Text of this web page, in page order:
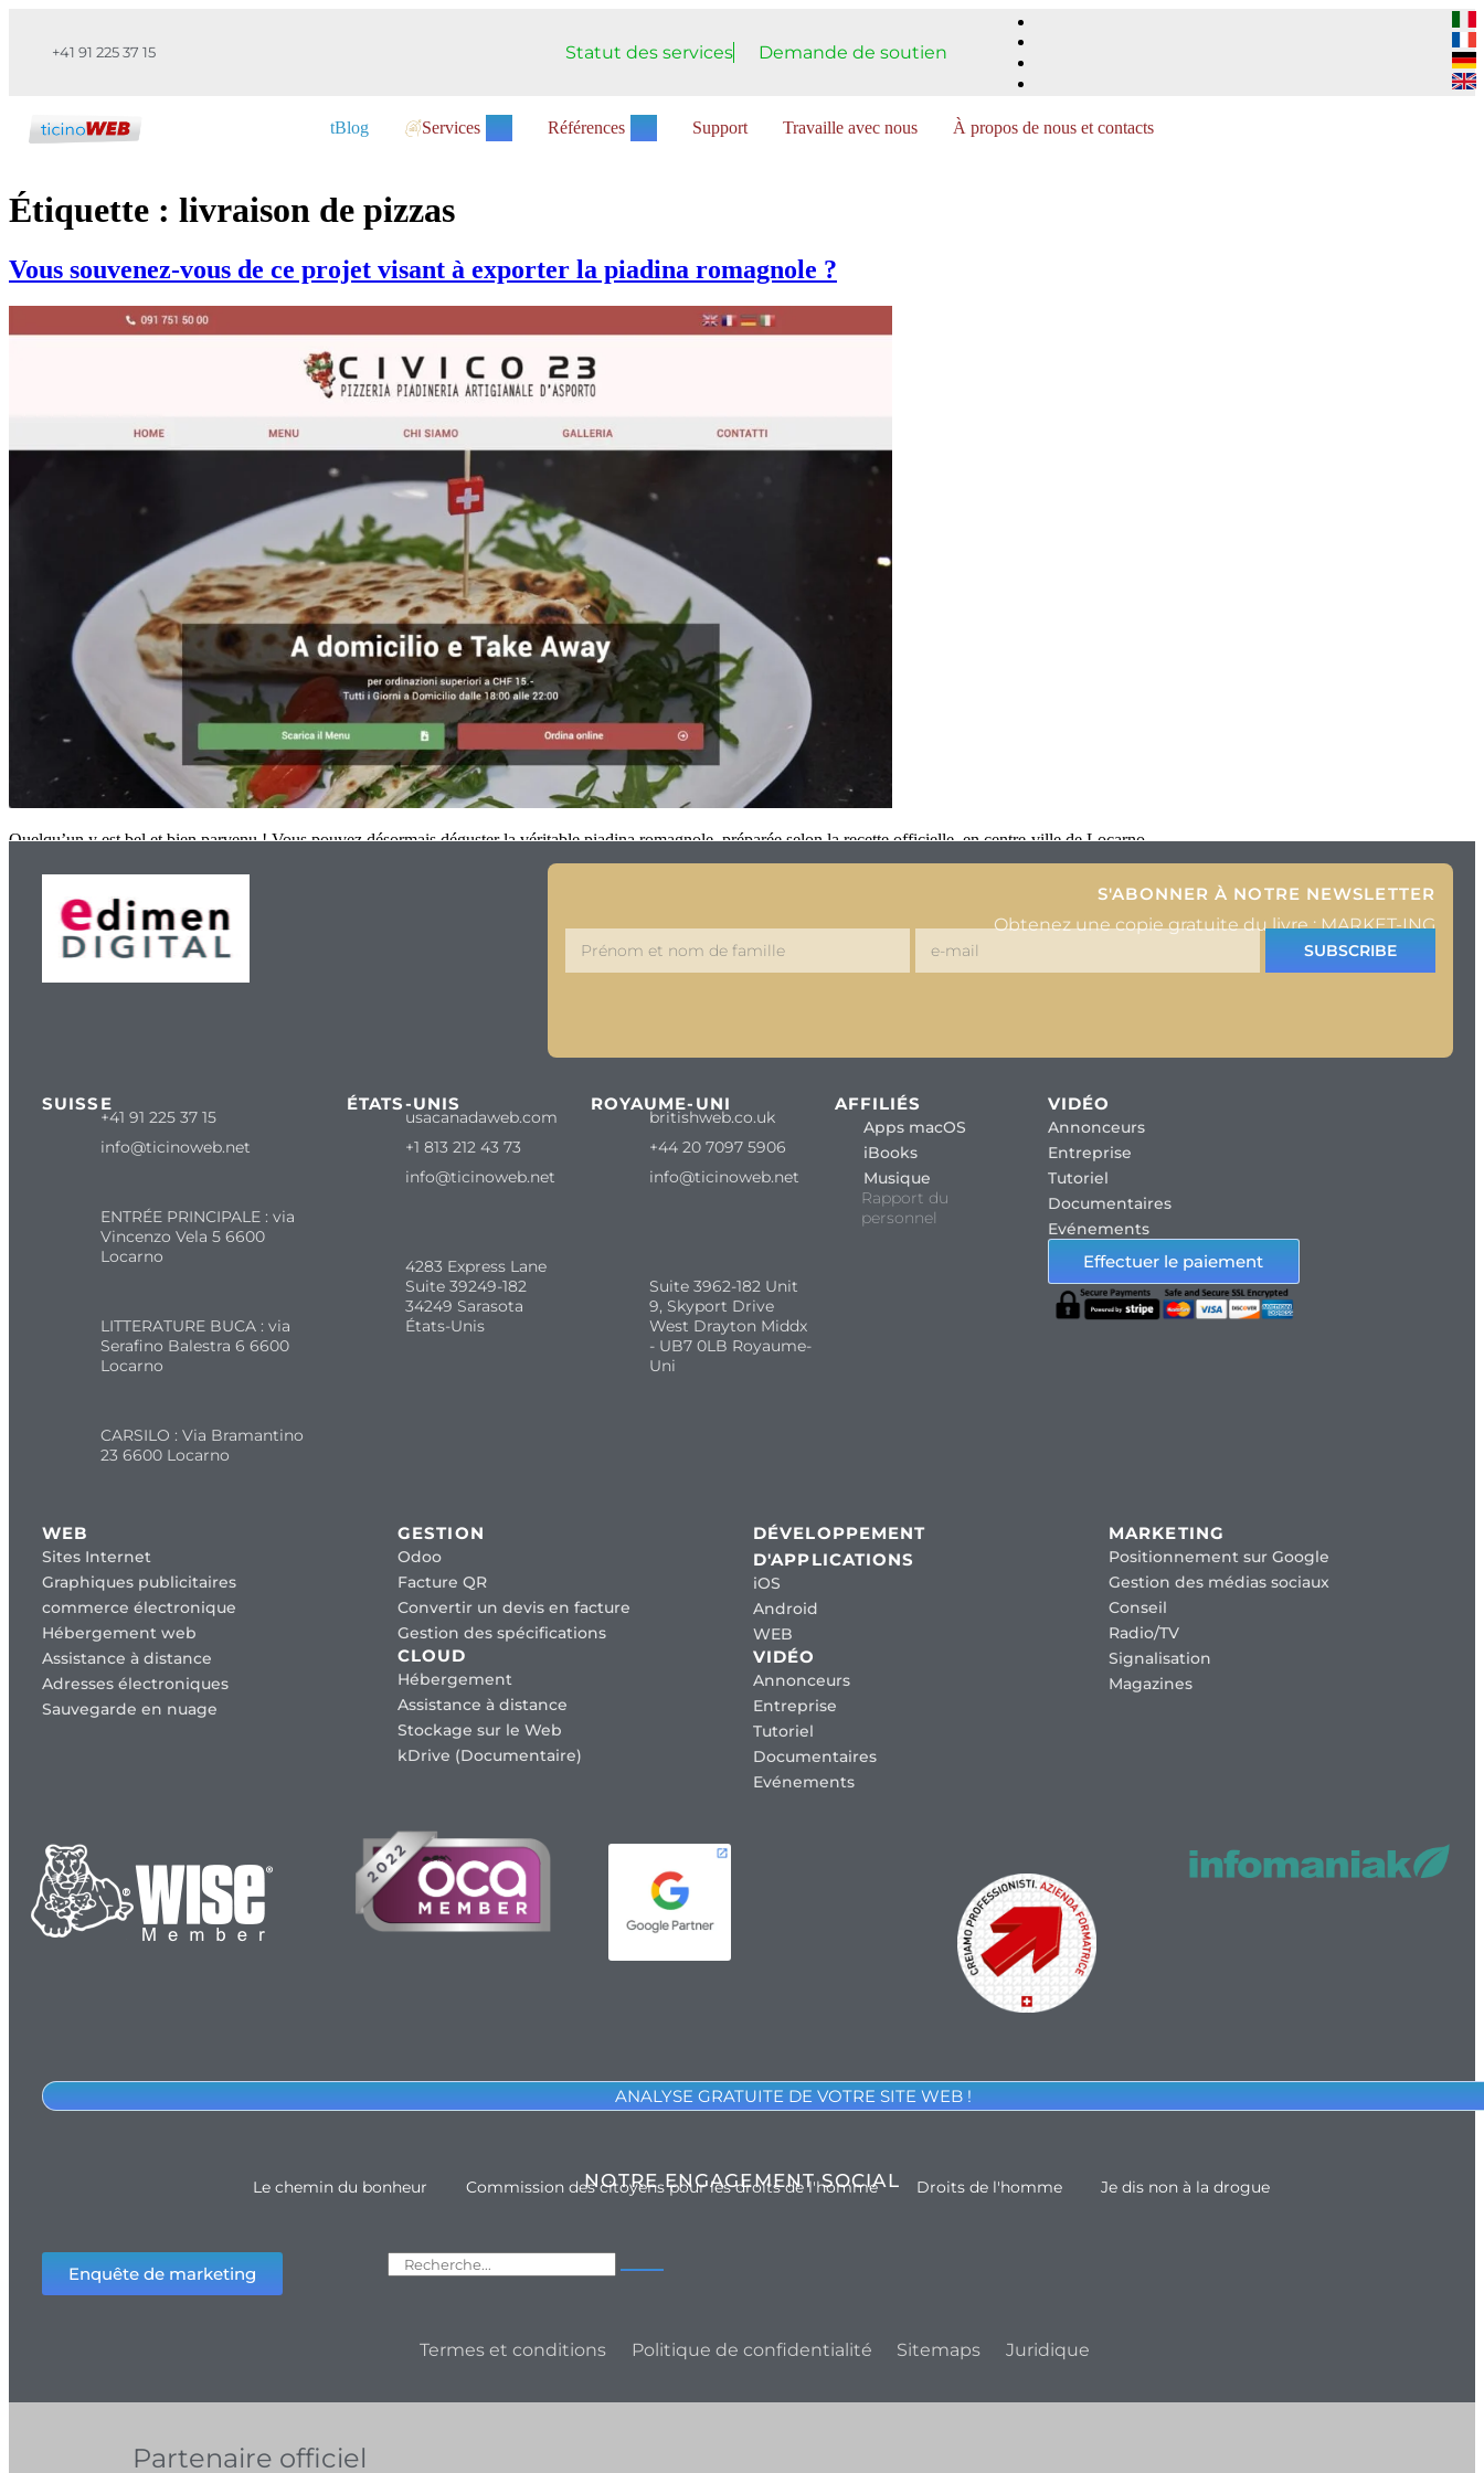
+41 91 225 37 15 Statut des services Demande de soutien
tBlog Services Références Support Travaille avec nous À propos de nous et contacts
Étiquette : livraison de pizzas
Vous souvenez-vous de ce projet visant à exporter la piadina romagnole ?
Quelqu’un y est bel et bien parvenu ! Vous pouvez désormais déguster la véritable piadina romagnole, préparée selon la recette officielle, en centre-ville de Locarno.
S'ABONNER À NOTRE NEWSLETTER
Obtenez une copie gratuite du livre : MARKET-ING
SUBSCRIBE
SUISSE
+41 91 225 37 15
info@ticinoweb.net
ENTRÉE PRINCIPALE : via
Vincenzo Vela 5 6600
Locarno
LITTERATURE BUCA : via
Serafino Balestra 6 6600
Locarno
CARSILO : Via Bramantino
23 6600 Locarno
ÉTATS-UNIS
usacanadaweb.com
+1 813 212 43 73
info@ticinoweb.net
4283 Express Lane
Suite 39249-182
34249 Sarasota
États-Unis
ROYAUME-UNI
britishweb.co.uk
+44 20 7097 5906
info@ticinoweb.net
Suite 3962-182 Unit
9, Skyport Drive
West Drayton Middx
- UB7 0LB Royaume-
Uni
AFFILIÉS
Apps macOS
iBooks
Musique
Rapport du
personnel
VIDÉO
Annonceurs
Entreprise
Tutoriel
Documentaires
Evénements
Effectuer le paiement
WEB
Sites Internet
Graphiques publicitaires
commerce électronique
Hébergement web
Assistance à distance
Adresses électroniques
Sauvegarde en nuage
GESTION
Odoo
Facture QR
Convertir un devis en facture
Gestion des spécifications
CLOUD
Hébergement
Assistance à distance
Stockage sur le Web
kDrive (Documentaire)
DÉVELOPPEMENT
D'APPLICATIONS
iOS
Android
WEB
VIDÉO
Annonceurs
Entreprise
Tutoriel
Documentaires
Evénements
MARKETING
Positionnement sur Google
Gestion des médias sociaux
Conseil
Radio/TV
Signalisation
Magazines
ANALYSE GRATUITE DE VOTRE SITE WEB !
NOTRE ENGAGEMENT SOCIAL
Le chemin du bonheur Commission des citoyens pour les droits de l'homme Droits de l'homme Je dis non à la drogue
Enquête de marketing
Termes et conditions Politique de confidentialité Sitemaps Juridique
Partenaire officiel